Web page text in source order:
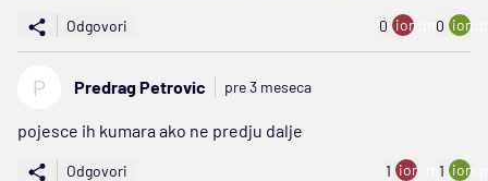
Odgovori 0 ion:minus
0
P Predrag Petrovic pre 3 meseca
pojesce ih kumara ako ne predju dalje
Odgovori 1 ion:minus
1